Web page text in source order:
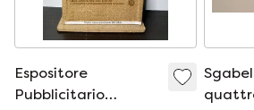
Espositore
Pubblicitario